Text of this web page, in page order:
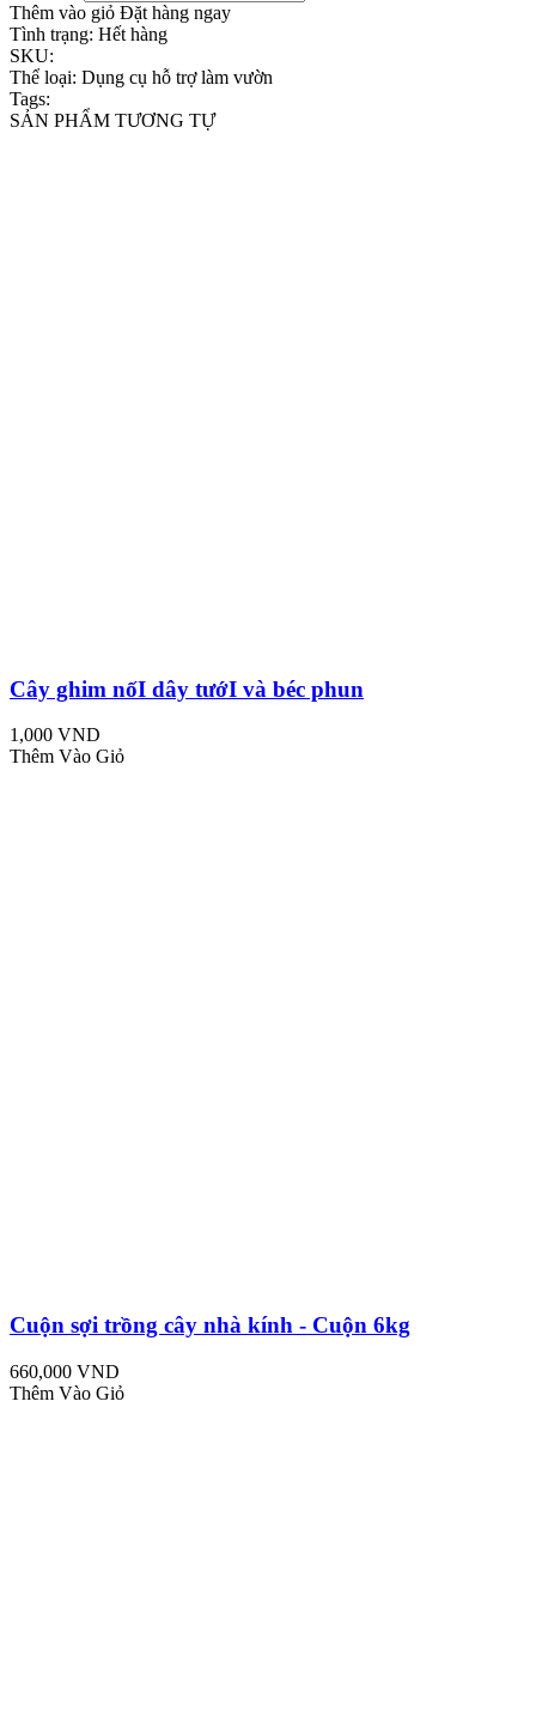
Thêm vào giỏ Đặt hàng ngay
Tình trạng: Hết hàng
SKU:
Thể loại: Dụng cụ hỗ trợ làm vườn
Tags:
SẢN PHẨM TƯƠNG TỰ
Cây ghim nốI dây tướI và béc phun
1,000 VND
Thêm Vào Giỏ
Cuộn sợi trồng cây nhà kính - Cuộn 6kg
660,000 VND
Thêm Vào Giỏ